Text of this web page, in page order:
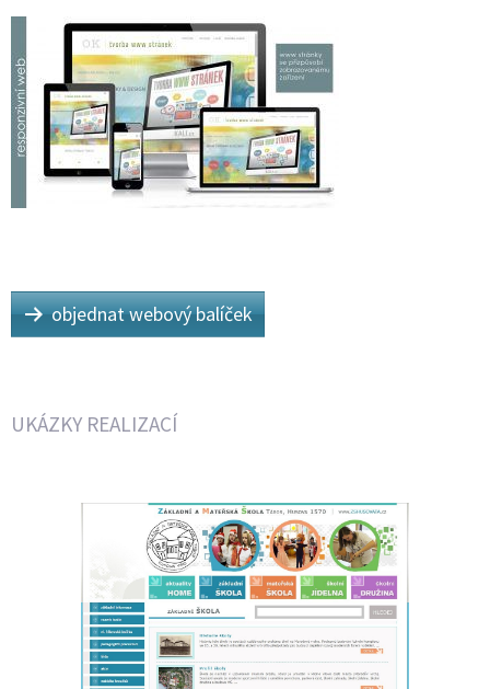
objednat webový balíček
UKÁZKY REALIZACÍ